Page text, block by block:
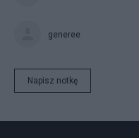
generee
Napisz notkę